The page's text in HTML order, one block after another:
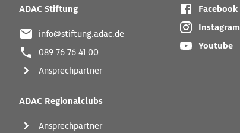
ADAC Stiftung
info@stiftung.adac.de
089 76 76 41 00
Ansprechpartner
ADAC Regionalclubs
Ansprechpartner
Facebook
Instagram
Youtube